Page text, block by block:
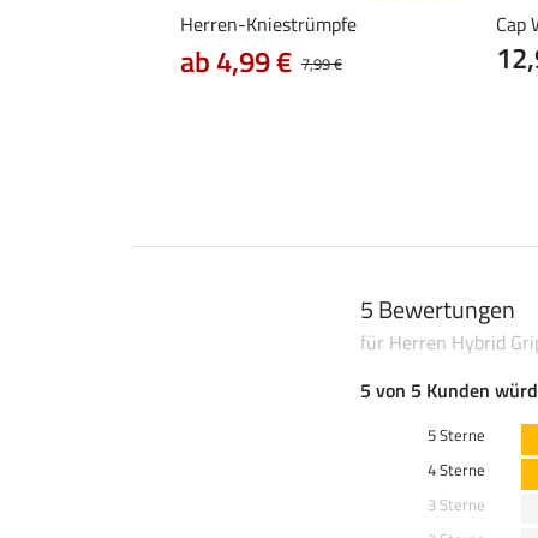
Herren-Kniestrümpfe
7,99 €
ab 4,99 €
Cap
5 Bewertungen
für Herren Hybrid
5 von 5 Kunden
5 Sterne
4 Sterne
3 Sterne